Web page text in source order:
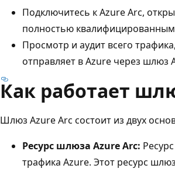
Подключитесь к Azure Arc,
полностью
Просмотр и аудит всего
отправляет в Azure через шлюз
Как работает
Шлюз Azure Arc состоит из двух
Ресурс шлюза Azure Arc:
трафика Azure. Этот ресурс